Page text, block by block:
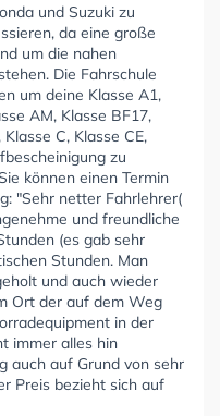
und Suzuki zu
da eine große
um die nahen
Die Fahrschule
um deine Klasse A1,
AM, Klasse BF17,
C, Klasse CE,
zu
können einen Termin
"Sehr netter Fahrlehrer(
und freundliche
(es gab sehr
Stunden. Man
und auch wieder
Ort der auf dem Weg
in der
immer alles hin
auch auf Grund von sehr
Preis bezieht sich auf